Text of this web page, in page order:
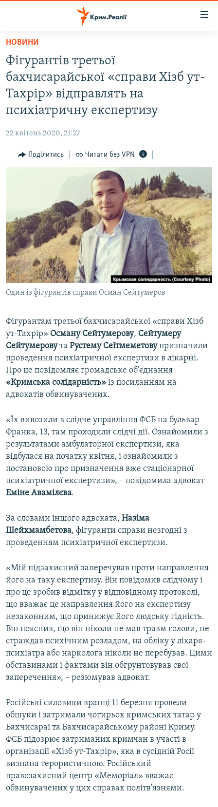
Перейти
основного
матеріалу
Перейти
до
основної
Перейти
пошуку
ВОДА.КРИМ
ВІДЕО ТА ФОТО
ПОЛІТИКА
ІНТЕРВ'Ю
ДЕПОРТАЦІЯ
ВІДЕОУРОКИ «ELIFBE»
СВІДЧЕННЯ ОКУПАЦІЇ
УКРАЇНСЬКА ПРОБЛЕМА КРИМУ
ІНФОГРАФІКА
ЯК ОБІЙТИ БЛОКУВАННЯ
Русский
Qırımtatar
ДОЛУЧАЙСЯ!
Усі сайти RFE/RL
НОВИНИ
Фігурантів третьої
бахчисарайської «справи Хізб ут-
Тахрір» відправлять на
психіатричну експертизу
22 квітень 2020, 21:27
Поділитись Читати без VPN
Один із фігурантів справи Осман Сейтумеров
Фігурантам третьої бахчисарайської «справи Хізб
ут-Тахрір» Осману Сейтумерову, Сейтумеру
Сейтумеровута Рустему Сеїтмеметовупризначили
проведення психіатричної експертизи в лікарні.
Про це повідомляє громадське об'єднання
«Кримська солідарність» із посиланням на
адвокатів обвинувачених.
«Їх вивозили в слідче управління ФСБ на бульвар
Франка, 13, там проходили слідчі дії. Ознайомили з
результатами амбулаторної експертизи, яка
відбулася на початку квітня, і ознайомили з
постановою про призначення вже стаціонарної
психіатричної експертизи», – повідомила адвокат
Еміне Авамілєва.
За словами іншого адвоката, Назіма
Шейхмамбетова, фігуранти справи незгодні з
проведенням психіатричної експертизи.
«Мій підзахисний заперечував проти направлення
його на таку експертизу. Він повідомив слідчому і
про це зробив відмітку у відповідному протоколі,
що вважає це направлення його на експертизу
незаконним, що принижує його людську гідність.
Він пояснив, що він ніколи не мав травм голови, не
страждав психічним розладом, на обліку у лікаря-
психіатра або нарколога ніколи не перебував. Цими
обставинами і фактами він обгрунтовував свої
заперечення», – резюмував адвокат.
Російські силовики вранці 11 березня провели
обшуки і затримали чотирьох кримських татар у
Бахчисараї та Бахчисарайському районі Криму.
ФСБ підозрює затриманих кримчан в участі в
організації «Хізб ут-Тахрір», яка в сусідній Росії
визнана терористичною. Російський
правозахисний центр «Меморіал» вважає
обвинувачених у цих справах політв'язнями.